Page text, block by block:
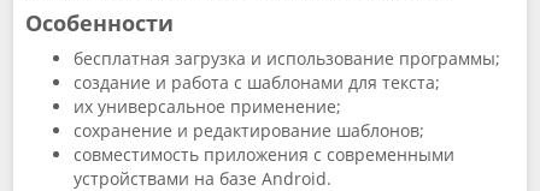
Особенности
бесплатная загрузка и использование программы;
создание и работа с шаблонами для текста;
их универсальное применение;
сохранение и редактирование шаблонов;
совместимость приложения с современными
устройствами на базе Android.